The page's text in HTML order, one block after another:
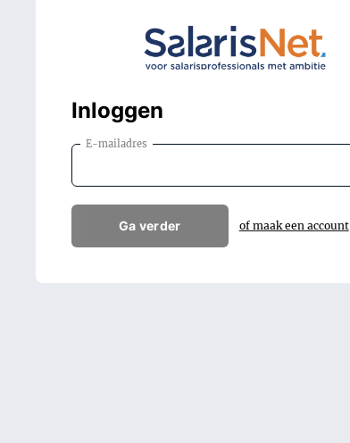
Inloggen
E-mailadres
Ga verder of maak een account